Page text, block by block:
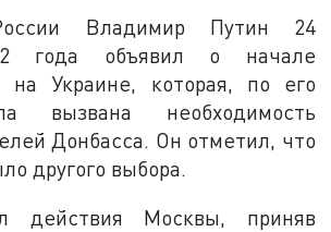
Владимир Путин 24
года объявил о начале
на Украине, которая, по его
вызвана необходимость
Донбасса. Он отметил, что
другого выбора.
действия Москвы, приняв